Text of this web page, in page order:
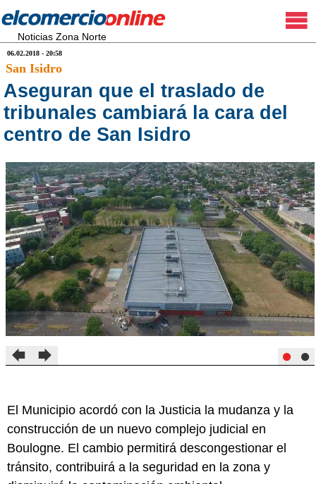
Noticias Zona Norte
06.02.2018 - 20:58
San Isidro
Aseguran que el traslado de
tribunales cambiará la cara del
centro de San Isidro
El Municipio acordó con la Justicia la mudanza y la
construcción de un nuevo complejo judicial en
Boulogne. El cambio permitirá descongestionar el
tránsito, contribuirá a la seguridad en la zona y